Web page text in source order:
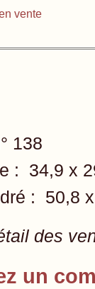
vente
138
: 34,9 x
: 50,8
des
un